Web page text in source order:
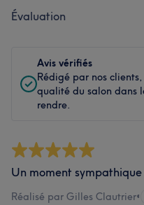
Évaluation
Avis vérifiés
Rédigé par nos
qualité du salon dans
rendre.
Un moment
Réalisé par Gilles Clautrier•